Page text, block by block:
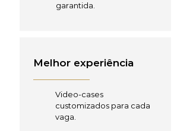
garantida.
Melhor experiência
Video-cases
customizados para cada
vaga.